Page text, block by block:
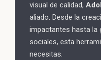
visual de calidad,
aliado. Desde la
impactantes hasta la
sociales, esta
necesitas.